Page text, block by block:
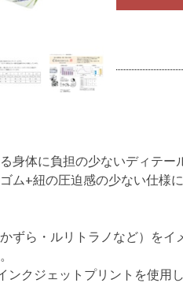
身体に負担の少ないディテー
ム+紐の圧迫感の少ない仕様に
ずら・ルリトラノなど）をイ
クジェットプリントを使用し